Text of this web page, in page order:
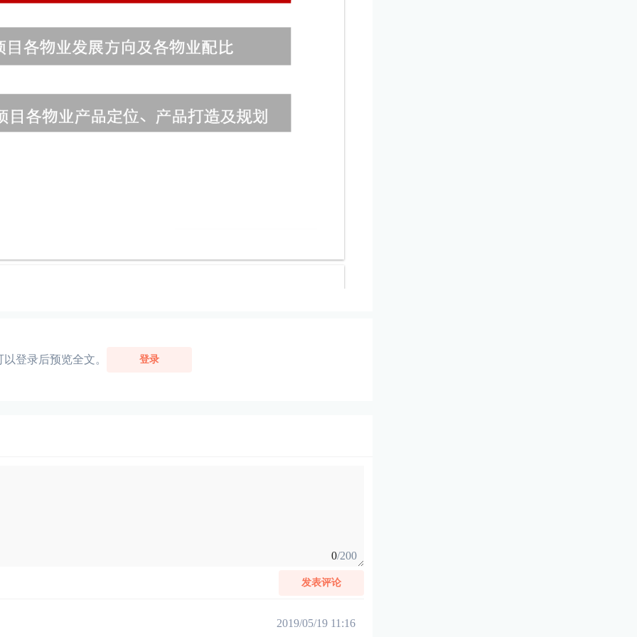
登录后预览全文。 登录
0/200
发表评论
2019/05/19 11:16